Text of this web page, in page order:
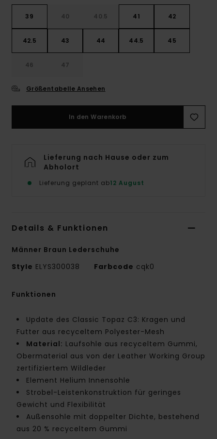
39 40 40.5 41 42
42.5 43 44 44.5 45
46 47
Größentabelle Ansehen
In den Warenkorb
Lieferung nach Hause oder zum
Abholort
Lieferung geplant ab12 August
Details & Funktionen
Männer Braun Lederschuhe
Style ELYS300038 Farbcode cqk0
Funktionen
Update des Classic Topaz C3: Kragen und
Futter aus recyceltem Polyester-Mesh
Material: Laufsohle aus recyceltem Gummi,
Obermaterial aus von der Leather Working Group
zertifiziertem Wildleder
Element Helium Innensohle
Strobel-Leistenkonstruktion für geringes
Gewicht und Flexibilität
Außensohle mit doppelter Dichte, bestehend
aus 20 % recyceltem Gummi